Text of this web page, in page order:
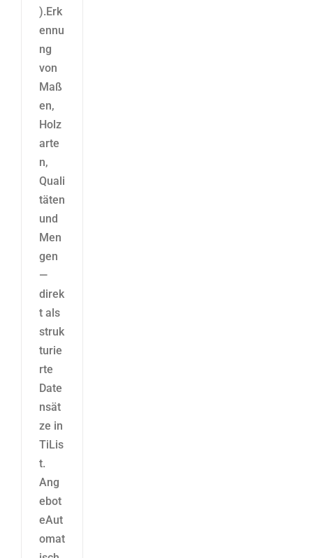
).Erk
ennu
ng
von
Maß
en,
Holz
arte
n,
Quali
täten
und
Men
gen
—
direk
t als
struk
turie
rte
Date
nsät
ze in
TiLis
t.
Ang
ebot
eAut
omat